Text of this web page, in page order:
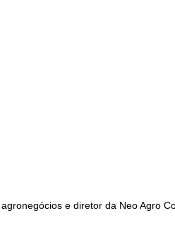
e diretor da Neo Agro